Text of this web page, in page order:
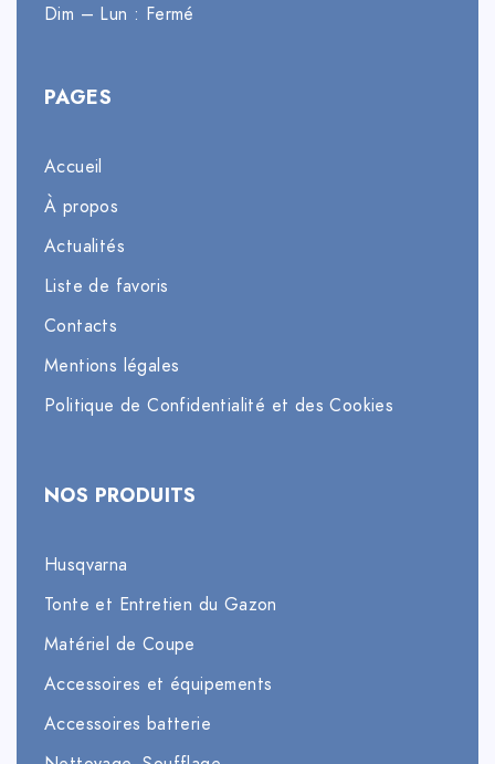
Dim – Lun : Fermé
PAGES
Accueil
À propos
Actualités
Liste de favoris
Contacts
Mentions légales
Politique de Confidentialité et des Cookies
NOS PRODUITS
Husqvarna
Tonte et Entretien du Gazon
Matériel de Coupe
Accessoires et équipements
Accessoires batterie